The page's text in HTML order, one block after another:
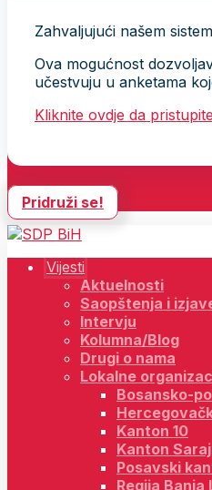
Zahvaljujući našem
Ova mogućnost
učestvuju u anketama
Kliknite ovdje da
Pridruži se!
Vijesti
Aktuelnosti
Saopštenja i
Intervju
Kolumna/Blog
Drugi o nama
Lokalne
Bosansko-
Kanton 10
Kanton
Posavski
Regija Banja